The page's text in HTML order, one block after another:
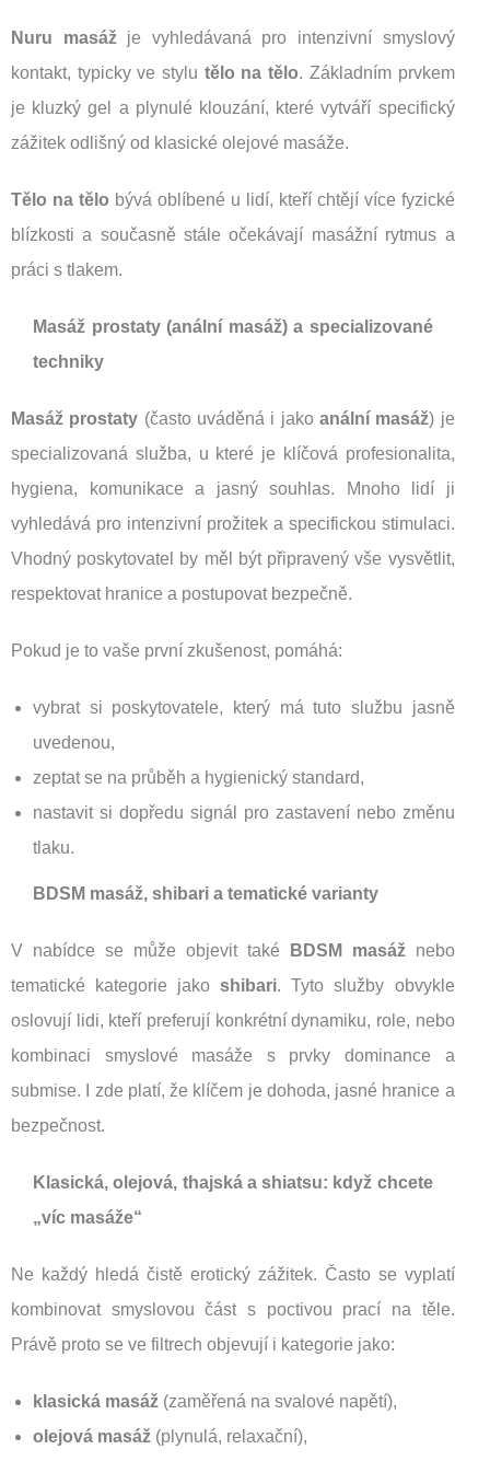
Nuru masážje vyhledávaná pro intenzivní smyslový
kontakt, typicky ve stylu tělo na tělo. Základním prvkem
je kluzký gel a plynulé klouzání, které vytváří specifický
zážitek odlišný od klasické olejové masáže.
Tělo na tělo bývá oblíbené u lidí, kteří chtějí více fyzické
blízkosti a současně stále očekávají masážní rytmus a
práci s tlakem.
Masáž prostaty (anální masáž) a specializované
techniky
Masáž prostaty (často uváděná i jako anální masáž) je
specializovaná služba, u které je klíčová profesionalita,
hygiena, komunikace a jasný souhlas. Mnoho lidí ji
vyhledává pro intenzivní prožitek a specifickou stimulaci.
Vhodný poskytovatel by měl být připravený vše vysvětlit,
respektovat hranice a postupovat bezpečně.
Pokud je to vaše první zkušenost, pomáhá:
vybrat si poskytovatele, který má tuto službu jasně
uvedenou,
zeptat se na průběh a hygienický standard,
nastavit si dopředu signál pro zastavení nebo změnu
tlaku.
BDSM masáž, shibari a tematické varianty
V nabídce se může objevit také BDSM masážnebo
tematické kategorie jakoshibari. Tyto služby obvykle
oslovují lidi, kteří preferují konkrétní dynamiku, role, nebo
kombinaci smyslové masáže s prvky dominance a
submise. I zde platí, že klíčem je dohoda, jasné hranice a
bezpečnost.
Klasická, olejová, thajská a shiatsu: když chcete
„víc masáže“
Ne každý hledá čistě erotický zážitek. Často se vyplatí
kombinovat smyslovou část s poctivou prací na těle.
Právě proto se ve filtrech objevují i kategorie jako:
klasická masáž (zaměřená na svalové napětí),
olejová masáž (plynulá, relaxační),